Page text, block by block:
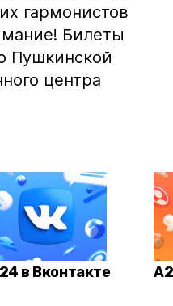
гармонистов
Билеты
Пушкинской
центра
в Вконтакте